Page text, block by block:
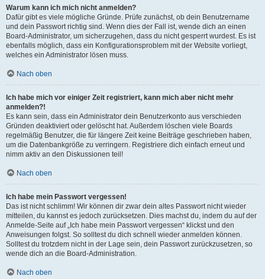
Warum kann ich mich nicht anmelden?
Dafür gibt es viele mögliche Gründe. Prüfe zunächst, ob dein Benutzername
und dein Passwort richtig sind. Wenn dies der Fall ist, wende dich an einen
Board-Administrator, um sicherzugehen, dass du nicht gesperrt wurdest. Es ist
ebenfalls möglich, dass ein Konfigurationsproblem mit der Website vorliegt,
welches ein Administrator lösen muss.
Nach oben
Ich habe mich vor einiger Zeit registriert, kann mich aber nicht mehr
anmelden?!
Es kann sein, dass ein Administrator dein Benutzerkonto aus verschieden
Gründen deaktiviert oder gelöscht hat. Außerdem löschen viele Boards
regelmäßig Benutzer, die für längere Zeit keine Beiträge geschrieben haben,
um die Datenbankgröße zu verringern. Registriere dich einfach erneut und
nimm aktiv an den Diskussionen teil!
Nach oben
Ich habe mein Passwort vergessen!
Das ist nicht schlimm! Wir können dir zwar dein altes Passwort nicht wieder
mitteilen, du kannst es jedoch zurücksetzen. Dies machst du, indem du auf der
Anmelde-Seite auf „Ich habe mein Passwort vergessen“ klickst und den
Anweisungen folgst. So solltest du dich schnell wieder anmelden können.
Solltest du trotzdem nicht in der Lage sein, dein Passwort zurückzusetzen, so
wende dich an die Board-Administration.
Nach oben